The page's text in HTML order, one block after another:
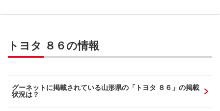
トヨタ ８６の情報
グーネットに掲載されている山形県の「トヨタ ８６」の掲載
状況は？